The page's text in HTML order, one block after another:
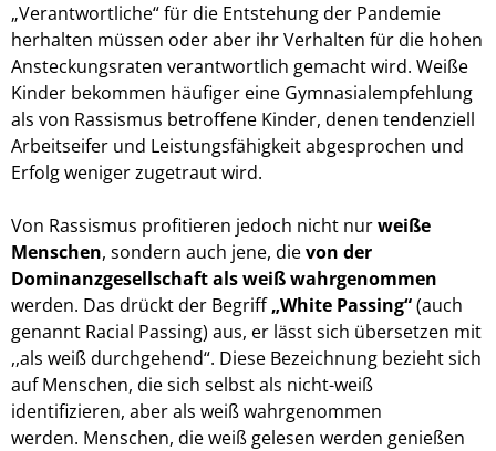
„Verantwortliche“ für die Entstehung der Pandemie
herhalten müssen oder aber ihr Verhalten für die hohen
Ansteckungsraten verantwortlich gemacht wird. Weiße
Kinder bekommen häufiger eine Gymnasialempfehlung
als von Rassismus betroffene Kinder, denen tendenziell
Arbeitseifer und Leistungsfähigkeit abgesprochen und
Erfolg weniger zugetraut wird.
Von Rassismus profitieren jedoch nicht nurweiße
Menschen, sondern auch jene, dievon der
Dominanzgesellschaft als weißwahrgenommen
werden. Das drückt der Begriff „White Passing“(auch
genannt Racial Passing) aus, er lässt sich übersetzen mit
,,als weiß durchgehend“. Diese Bezeichnung bezieht sich
auf Menschen, die sich selbst als nicht-weiß
identifizieren, aber als weiß wahrgenommen
werden. Menschen, die weiß gelesen werden genießen